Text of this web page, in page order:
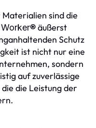
sind die
äußerst
Schutz
ist nicht nur eine
sondern
auf zuverlässige
die Leistung der